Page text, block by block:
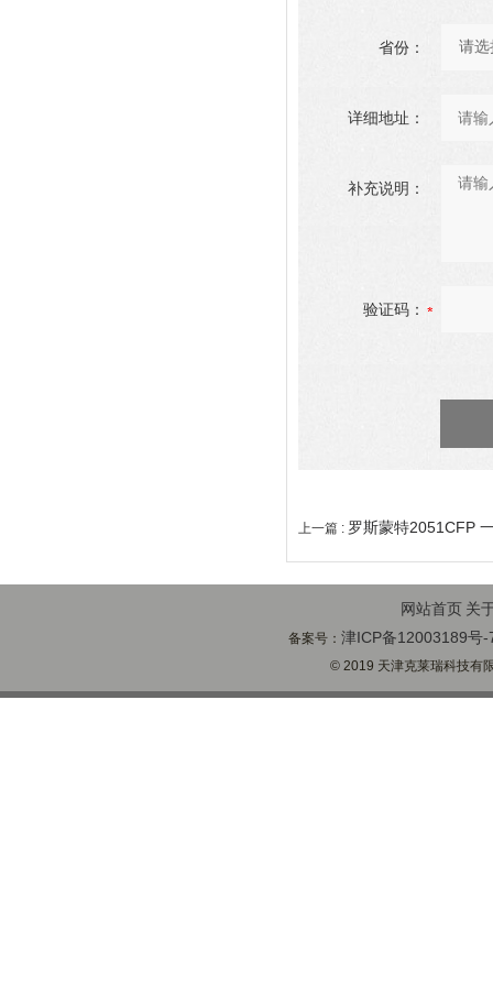
省份：
详细地址：
补充说明：
验证码：
上一篇 : 罗斯蒙特2051CFP
网站首页 关
备案号：津ICP备12003189号-
© 2019 天津克莱瑞科技有